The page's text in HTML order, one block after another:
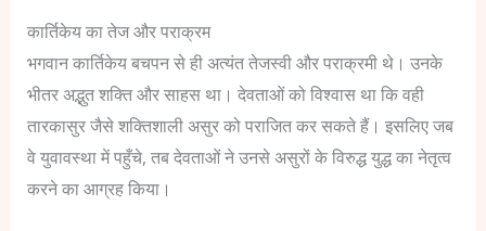
कार्तिकेय का तेज और पराक्रम
भगवान कार्तिकेय बचपन से ही अत्यंत तेजस्वी और पराक्रमी थे। उनके
भीतर अद्भुत शक्ति और साहस था। देवताओं को विश्वास था कि वही
तारकासुर जैसे शक्तिशाली असुर को पराजित कर सकते हैं। इसलिए जब
वे युवावस्था में पहुँचे, तब देवताओं ने उनसे असुरों के विरुद्ध युद्ध का नेतृत्व
करने का आग्रह किया।